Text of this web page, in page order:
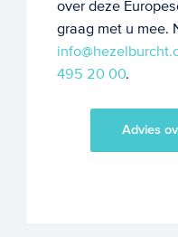
over deze
graag met u mee.
495 20 00.
Advies